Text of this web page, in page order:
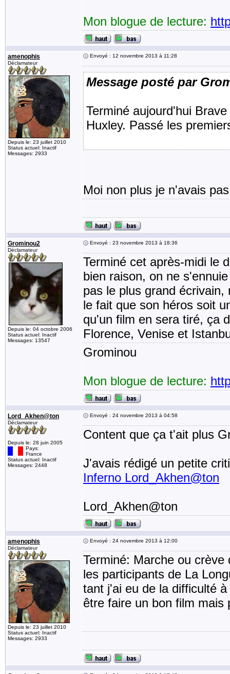
Mon blogue de lecture:
amenophis
Déclamateur
Depuis le: 23 juillet 2010
Status actuel: Inactif
Messages: 2933
Envoyé : 12 novembre 2013 à 11:28
Message posté par
Terminé aujourd'hui
Huxley. Passé les
Moi non plus je n'avais
Grominou2
Déclamateur
Depuis le: 04 octobre 2006
Status actuel: Inactif
Messages: 13547
Envoyé : 23 novembre 2013 à 18:36
Terminé cet après-midi le
bien raison, on ne
pas le plus grand
le fait que son héros soit
qu'un film en sera tiré, ça
Florence, Venise et
Grominou
Mon blogue de lecture:
Lord_Akhen@ton
Déclamateur
Depuis le: 28 juin 2005
Pays:
France
Status actuel: Inactif
Messages: 2448
Envoyé : 24 novembre 2013 à 04:58
Content que ça t'ait plus
J'avais rédigé un petite
Inferno Lord_Akhen@ton
Lord_Akhen@ton
amenophis
Déclamateur
Depuis le: 23 juillet 2010
Status actuel: Inactif
Messages: 2933
Envoyé : 24 novembre 2013 à 12:00
Terminé: Marche ou
les participants de La
tant j'ai eu de la difficulté
être faire un bon film mais